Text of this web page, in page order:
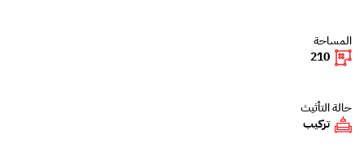
المساحة
210
حالة التأثيث
تركيب